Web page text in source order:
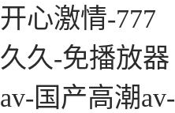
开心激情-777
久久-免播放器
av-国产高潮av-